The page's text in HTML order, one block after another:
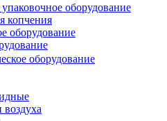
оборудование
копчения
оборудование
оборудование